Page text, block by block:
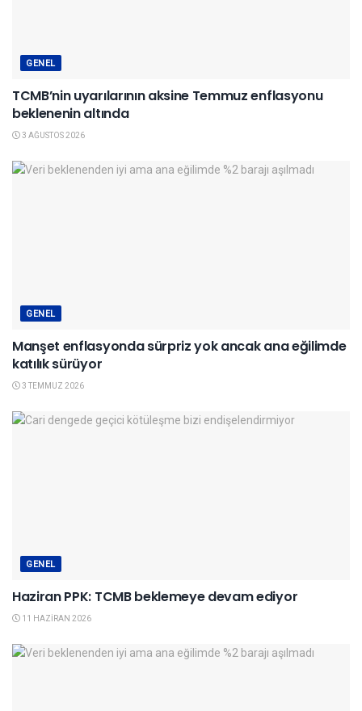
GENEL
TCMB’nin uyarılarının aksine Temmuz enflasyonu
beklenenin altında
3 AĞUSTOS 2026
GENEL
Manşet enflasyonda sürpriz yok ancak ana eğilimde
katılık sürüyor
3 TEMMUZ 2026
GENEL
Haziran PPK: TCMB beklemeye devam ediyor
11 HAZIRAN 2026